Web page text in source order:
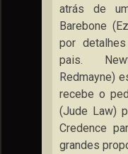
atrás de
Barebone
por
pais.
Redmayne)
recebe o
(Jude Law)
Credence
grandes